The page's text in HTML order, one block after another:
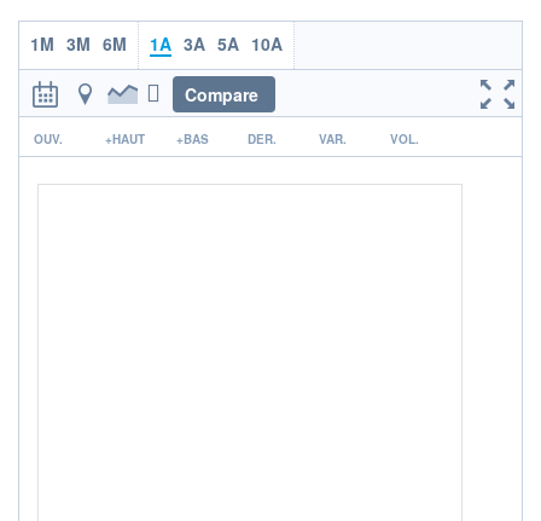
Non éligible Boursobank
ACTIF NET (EUR)
156M / 31.07.26
1M 3M 6M 1A 3A 5A 10A
Compare
r
OUV. +HAUT +BAS DER. VAR. VOL.